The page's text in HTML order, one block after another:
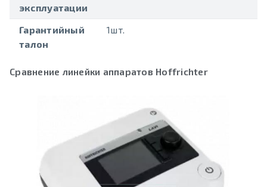
эксплуатации
Гарантийный
талон
1шт.
Сравнение линейки аппаратов Hoffrichter